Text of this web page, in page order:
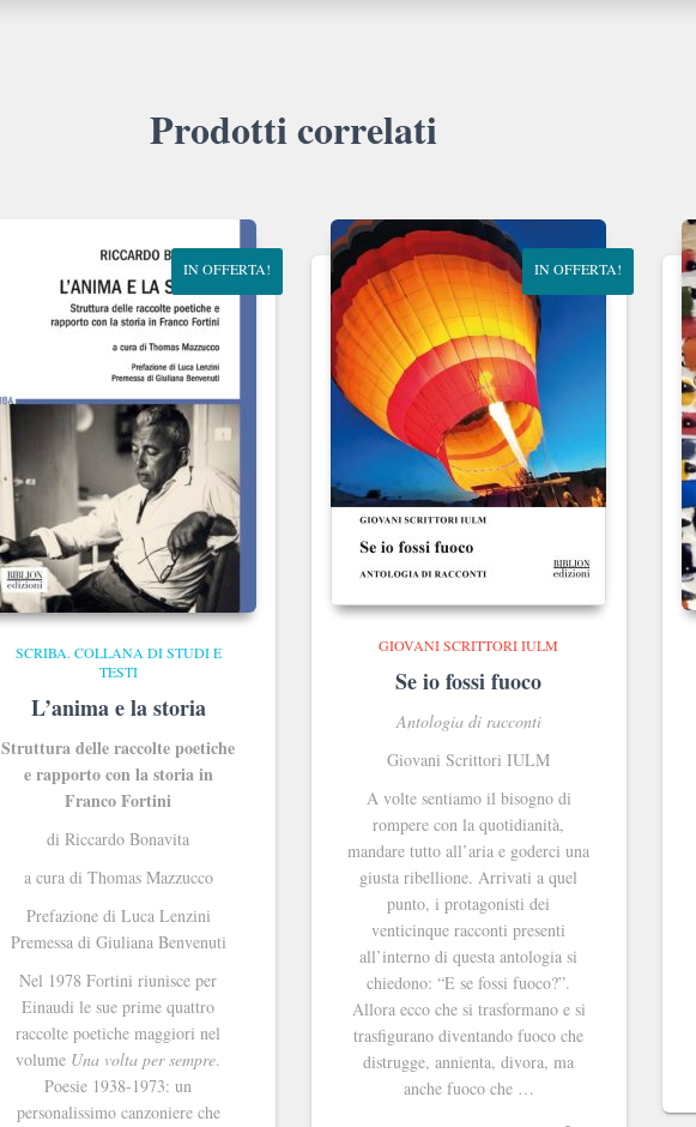
Prodotti correlati
IN OFFERTA!
SCRIBA. COLLANA DI STUDI E
TESTI
L’anima e la storia
Struttura delle raccolte poetiche
e rapporto con la storia in
Franco Fortini
di Riccardo Bonavita
a cura di Thomas Mazzucco
Prefazione di Luca Lenzini
Premessa di Giuliana Benvenuti
Nel 1978 Fortini riunisce per
Einaudi le sue prime quattro
raccolte poetiche maggiori nel
volume Una volta per sempre.
Poesie 1938-1973: un
personalissimo canzoniere che
IN OFFERTA!
GIOVANI SCRITTORI IULM
Se io fossi fuoco
Antologia di racconti
Giovani Scrittori IULM
A volte sentiamo il bisogno di
rompere con la quotidianità,
mandare tutto all’aria e goderci una
giusta ribellione. Arrivati a quel
punto, i protagonisti dei
venticinque racconti presenti
all’interno di questa antologia si
chiedono: “E se fossi fuoco?”.
Allora ecco che si trasformano e si
trasfigurano diventando fuoco che
distrugge, annienta, divora, ma
anche fuoco che …